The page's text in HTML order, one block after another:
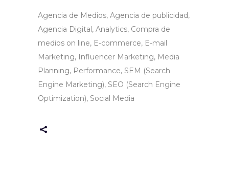
Agencia de Medios, Agencia de publicidad,
Agencia Digital, Analytics, Compra de
medios on line, E-commerce, E-mail
Marketing, Influencer Marketing, Media
Planning, Performance, SEM (Search
Engine Marketing), SEO (Search Engine
Optimization), Social Media